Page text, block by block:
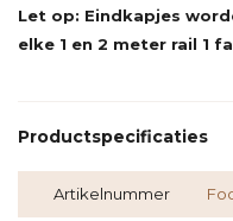
Let op: Eindkapjes
elke 1 en 2 meter rail 1
Productspecificaties
Artikelnummer